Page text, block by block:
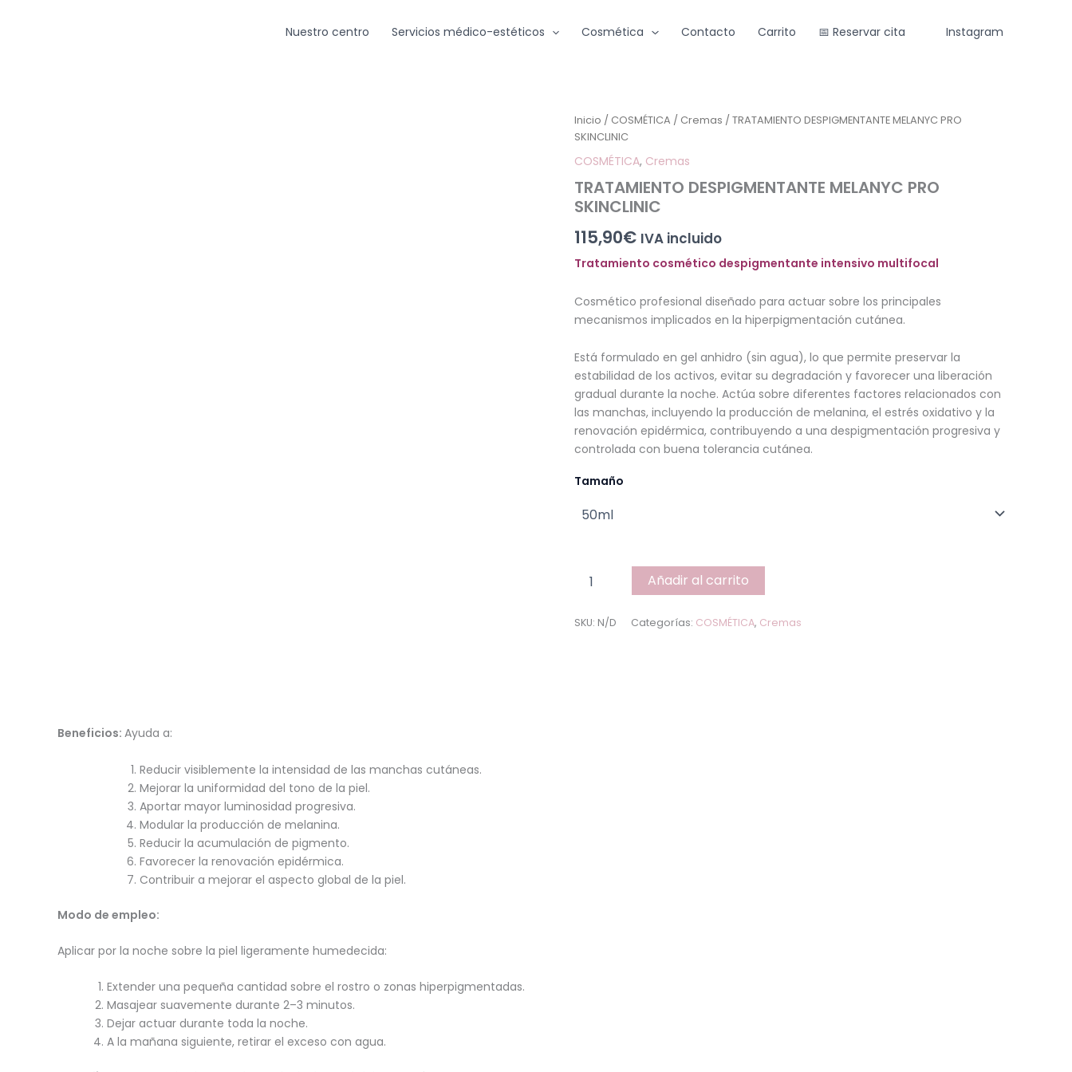
Nuestro centro Servicios médico-estéticos Cosmética Contacto Carrito 📅 Reservar cita Instagram
Inicio / COSMÉTICA / Cremas / TRATAMIENTO DESPIGMENTANTE MELANYC PRO
SKINCLINIC
COSMÉTICA, Cremas
TRATAMIENTO DESPIGMENTANTE MELANYC PRO
SKINCLINIC
115,90€ IVA incluido
Tratamiento cosmético despigmentante intensivo multifocal
Cosmético profesional diseñado para actuar sobre los principales
mecanismos implicados en la hiperpigmentación cutánea.
Está formulado en gel anhidro (sin agua), lo que permite preservar la
estabilidad de los activos, evitar su degradación y favorecer una liberación
gradual durante la noche. Actúa sobre diferentes factores relacionados con
las manchas, incluyendo la producción de melanina, el estrés oxidativo y la
renovación epidérmica, contribuyendo a una despigmentación progresiva y
controlada con buena tolerancia cutánea.
Tamaño
TRATAMIENTO
DESPIGMENTANTE
MELANYC
PRO
SKINCLINIC
cantidad
Añadir al carrito
SKU: N/D Categorías: COSMÉTICA, Cremas
Beneficios: Ayuda a:
Reducir visiblemente la intensidad de las manchas cutáneas.
Mejorar la uniformidad del tono de la piel.
Aportar mayor luminosidad progresiva.
Modular la producción de melanina.
Reducir la acumulación de pigmento.
Favorecer la renovación epidérmica.
Contribuir a mejorar el aspecto global de la piel.
Modo de empleo:
Aplicar por la noche sobre la piel ligeramente humedecida:
Extender una pequeña cantidad sobre el rostro o zonas hiperpigmentadas.
Masajear suavemente durante 2–3 minutos.
Dejar actuar durante toda la noche.
A la mañana siguiente, retirar el exceso con agua.